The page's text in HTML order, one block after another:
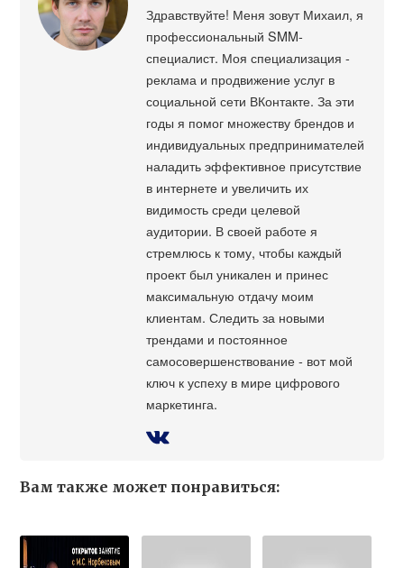
Здравствуйте! Меня зовут Михаил, я
профессиональный SMM-
специалист. Моя специализация -
реклама и продвижение услуг в
социальной сети ВКонтакте. За эти
годы я помог множеству брендов и
индивидуальных предпринимателей
наладить эффективное присутствие
в интернете и увеличить их
видимость среди целевой
аудитории. В своей работе я
стремлюсь к тому, чтобы каждый
проект был уникален и принес
максимальную отдачу моим
клиентам. Следить за новыми
трендами и постоянное
самосовершенствование - вот мой
ключ к успеху в мире цифрового
маркетинга.
Вам также может понравиться: